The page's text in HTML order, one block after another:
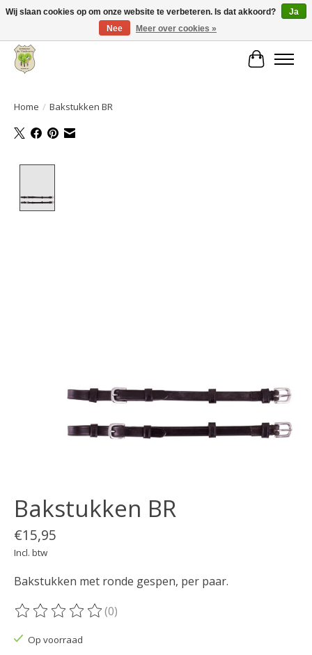
Grote keuze aan producten en snelle verzending!
Home / Bakstukken BR
Bakstukken BR
€15,95
Incl. btw
Bakstukken met ronde gespen, per paar.
De beoordeling van dit product is
(0)
Op voorraad
Wij slaan cookies op om onze website te verbeteren. Is dat akkoord?
Ja
Nee
Meer over cookies »